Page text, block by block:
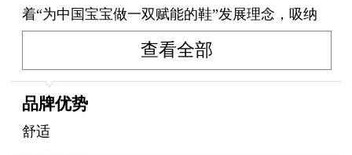
着“为中国宝宝做一双赋能的鞋”发展理念，吸纳
了儿童鞋行业先进的研发管理技术，专注于打造
品质童鞋，立足于儿童人体工程和足脊发育的特
点，守护宝宝健康的足部成长。
查看全部
品牌优势
舒适